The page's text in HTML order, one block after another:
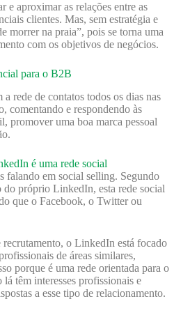
e aproximar as relações entre as
clientes. Mas, sem estratégia e
morrer na praia”, pois se torna uma
com os objetivos de negócios.
para o B2B
rede de contatos todos os dias nas
comentando e respondendo às
promover uma boa marca pessoal
é uma rede social
falando em social selling. Segundo
do próprio LinkedIn, esta rede social
que o Facebook, o Twitter ou
o LinkedIn está focado
de áreas similares,
porque é uma rede orientada para o
lá têm interesses profissionais e
a esse tipo de relacionamento.